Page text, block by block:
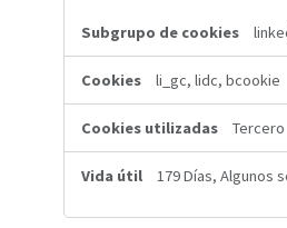
li_gc, lidc, bcookie
Tercero
179 Días, Algunos